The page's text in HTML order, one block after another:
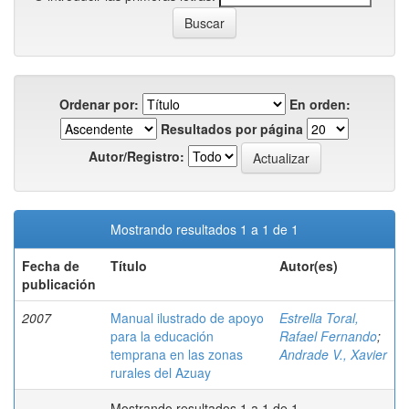
Ordenar por:
En orden:
Resultados por página
Autor/Registro:
Mostrando resultados 1 a 1 de 1
Fecha de
publicación
Título Autor(es)
2007
Manual ilustrado de apoyo
para la educación
temprana en las zonas
rurales del Azuay
Estrella Toral,
Rafael Fernando;
Andrade V., Xavier